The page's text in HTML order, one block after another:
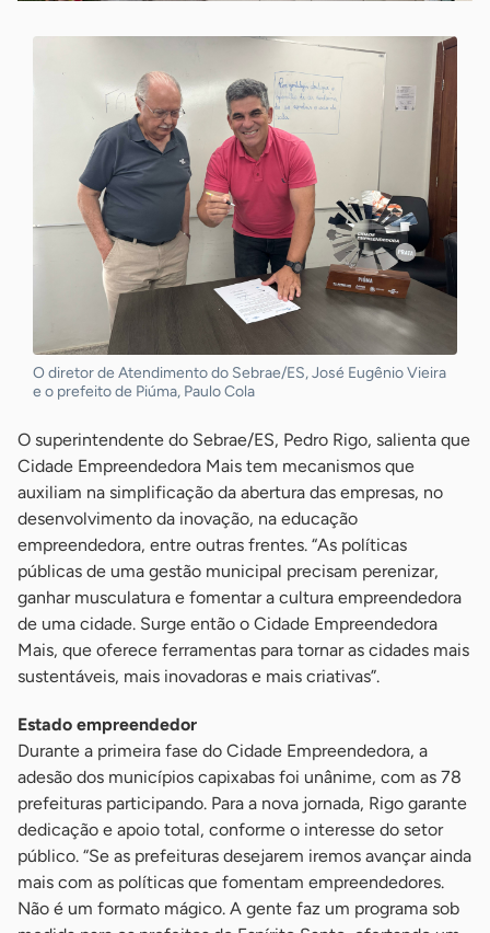
O diretor de Atendimento do Sebrae/ES, José Eugênio Vieira
e o prefeito de Piúma, Paulo Cola
O superintendente do Sebrae/ES, Pedro Rigo, salienta que
Cidade Empreendedora Mais tem mecanismos que
auxiliam na simplificação da abertura das empresas, no
desenvolvimento da inovação, na educação
empreendedora, entre outras frentes. “As políticas
públicas de uma gestão municipal precisam perenizar,
ganhar musculatura e fomentar a cultura empreendedora
de uma cidade. Surge então o Cidade Empreendedora
Mais, que oferece ferramentas para tornar as cidades mais
sustentáveis, mais inovadoras e mais criativas”.
Estado empreendedor
Durante a primeira fase do Cidade Empreendedora, a
adesão dos municípios capixabas foi unânime, com as 78
prefeituras participando. Para a nova jornada, Rigo garante
dedicação e apoio total, conforme o interesse do setor
público. “Se as prefeituras desejarem iremos avançar ainda
mais com as políticas que fomentam empreendedores.
Não é um formato mágico. A gente faz um programa sob